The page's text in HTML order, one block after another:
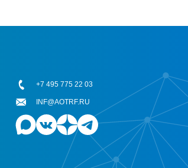
+7 495 775 22 03
INF@AOTRF.RU